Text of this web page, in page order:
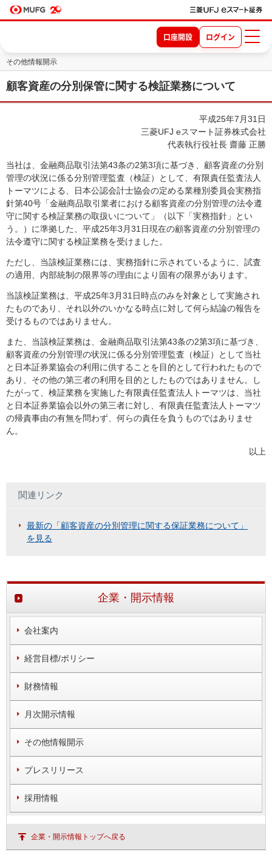
口座開設 ログイン
その他情報開示
顧客資産の分別保管に関する検証業務について
平成25年7月31日
三菱UFJ eスマート証券株式会社
代表執行役社長 齋藤 正勝
当社は、金融商品取引法第43条の2第3項に基づき、顧客資産の分別
管理の状況に係る分別管理監査（検証）として、有限責任監査法人
トーマツによる、日本公認会計士協会の定める業種別委員会実務指
針第40号「金融商品取引業者における顧客資産の分別管理の法令遵
守に関する検証業務の取扱いについて」（以下「実務指針」とい
う。）に準拠した、平成25年3月31日現在の顧客資産の分別管理の
法令遵守に関する検証業務を受けました。
ただし、当該検証業務には、実務指針に示されているように、試査
の適用、内部統制の限界等の理由により固有の限界があります。
当該検証業務は、平成25年3月31日時点のみを対象として実施され
たものであり、それ以外のいかなる時点に対して何ら結論の報告を
受けるものではありません。
また、当該検証業務は、金融商品取引法第43条の2第3項に基づき、
顧客資産の分別管理の状況に係る分別管理監査（検証）として当社
と日本証券業協会の利用に供することを目的として行われたもので
あり、その他の第三者の利用を目的としたものではありません。し
たがって、検証業務を実施した有限責任監査法人トーマツは、当社
と日本証券業協会以外の第三者に対し、有限責任監査法人トーマツ
の帰責事由の有無を問わず、何らの責任を負うものではありませ
ん。
以上
関連リンク
最新の「顧客資産の分別管理に関する保証業務について」
を見る
企業・開示情報
会社案内
経営目標/ポリシー
財務情報
月次開示情報
その他情報開示
プレスリリース
採用情報
企業・開示情報トップへ戻る